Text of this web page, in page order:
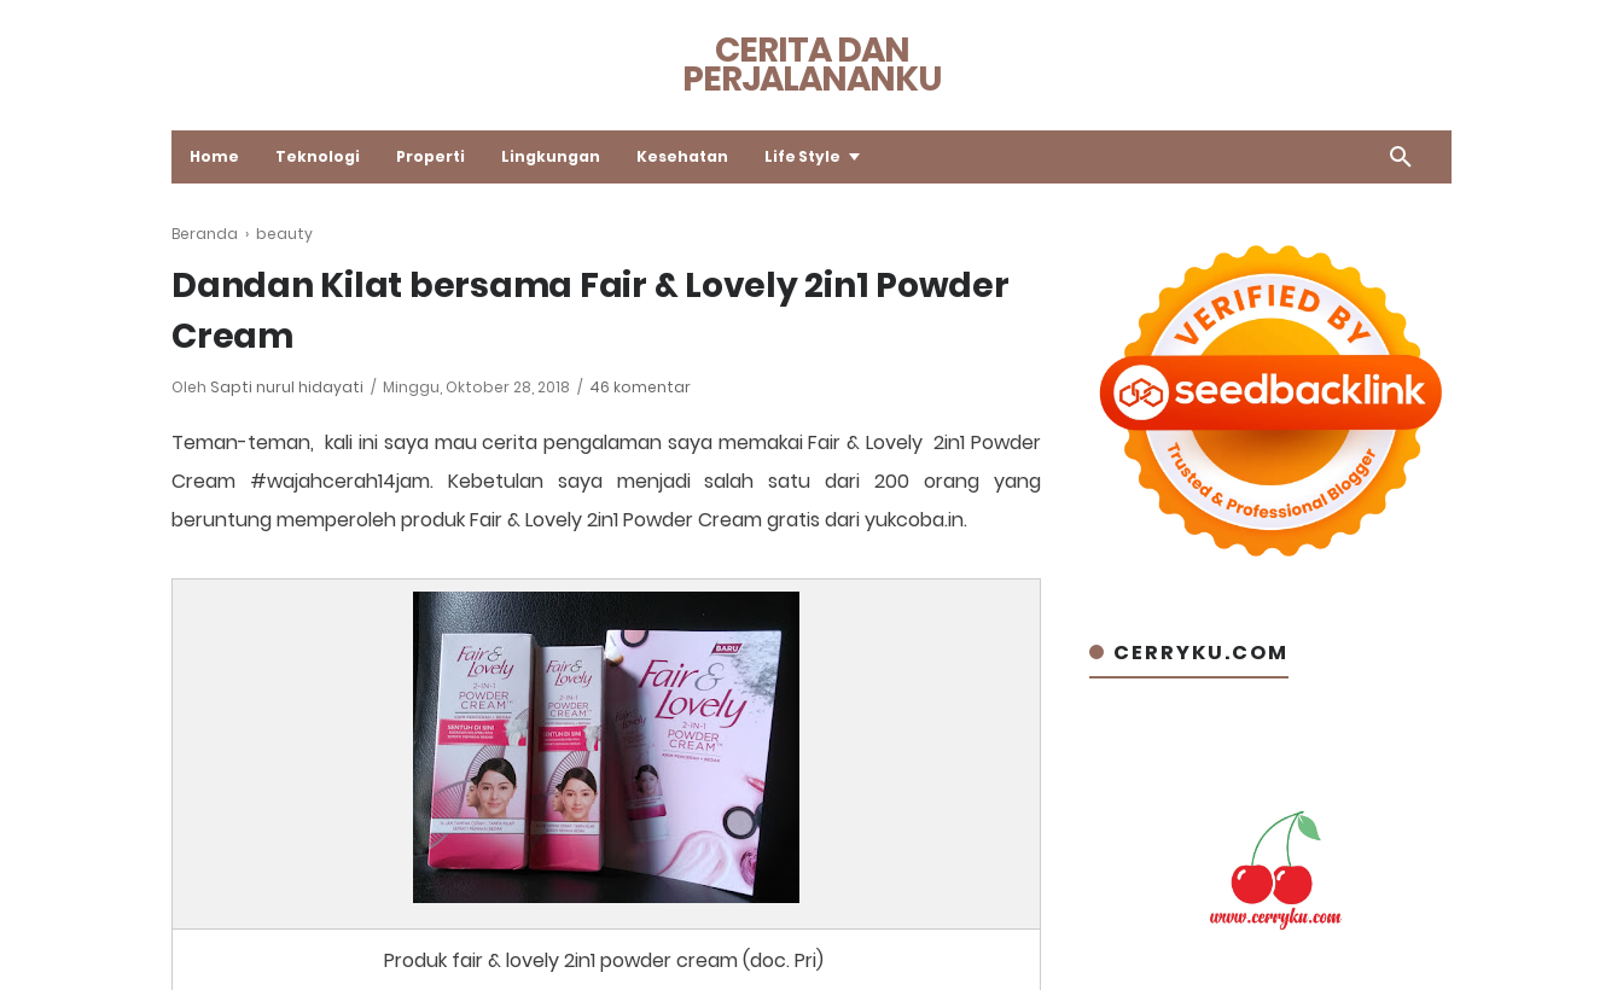
CERITA DAN
PERJALANANKU
Home Teknologi Properti Lingkungan Kesehatan Life Style
Beranda › beauty
Dandan Kilat bersama Fair & Lovely 2in1 Powder
Cream
Oleh Sapti nurul hidayati Minggu, Oktober 28, 2018 46 komentar
Teman-teman, kali ini saya mau cerita pengalaman saya memakai Fair & Lovely 2in1 Powder
Cream #wajahcerah14jam. Kebetulan saya menjadi salah satu dari 200 orang yang
beruntung memperoleh produk Fair & Lovely 2in1 Powder Cream gratis dari yukcoba.in.
Produk fair & lovely 2in1 powder cream (doc. Pri)
CERRYKU.COM